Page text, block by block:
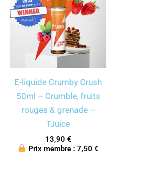
E-liquide Crumby Crush
50ml – Crumble, fruits
rouges & grenade –
TJuice
13,90 €
Prix membre : 7,50 €